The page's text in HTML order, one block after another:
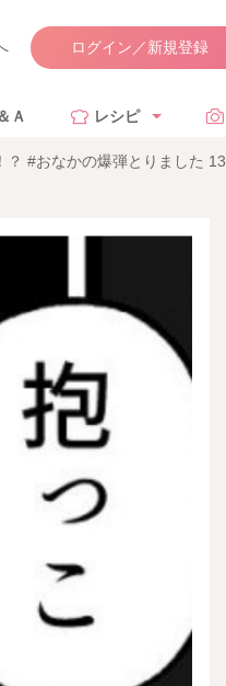
ログイン／新規登録
Ａ レシピ
？ #おなかの爆弾とりました 13